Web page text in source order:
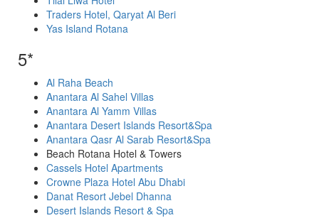
Traders Hotel, Qaryat Al Beri
Yas Island Rotana
5*
Al Raha Beach
Anantara Al Sahel Villas
Anantara Al Yamm Villas
Anantara Desert Islands Resort&Spa
Anantara Qasr Al Sarab Resort&Spa
Beach Rotana Hotel & Towers
Cassels Hotel Apartments
Crowne Plaza Hotel Abu Dhabi
Danat Resort Jebel Dhanna
Desert Islands Resort & Spa